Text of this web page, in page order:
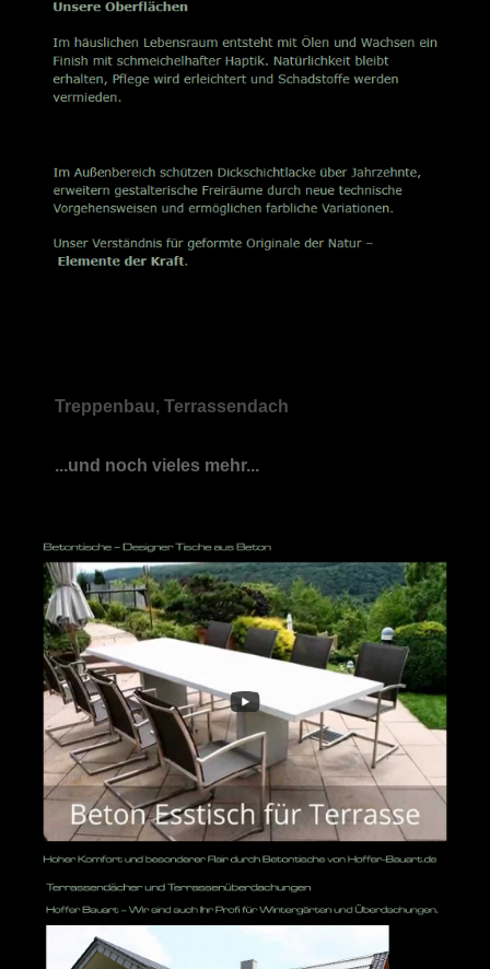
Treppenbau, Terrassendach
...und noch vieles mehr...